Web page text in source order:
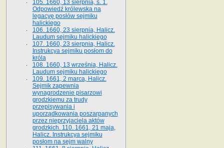
105. 1660, 13 sierpnia, s. 1.
Odpowiedź królewska na
legacyę posłów sejmiku
halickiego
106. 1660, 23 sierpnia, Halicz.
Laudum sejmiku halickiego
107. 1660, 23 sierpnia, Halicz.
Instrukcya sejmiku posłom do
króla
108. 1660, 13 września, Halicz.
Laudum sejmiku halickiego
109. 1661, 2 marca, Halicz.
Sejmik zapewnia
wynagrodzenie pisarzowi
grodzkiemu za trudy
przepisywania i
uporządkowania poszarpanych
przez nieprzyjaciela aktów
grodzkich. 110. 1661, 21 maja,
Halicz. Instrukcya sejmiku
posłom na sejm walny